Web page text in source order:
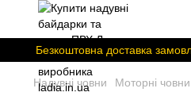
Безкоштовна доставка
Надувні човни Моторні човни